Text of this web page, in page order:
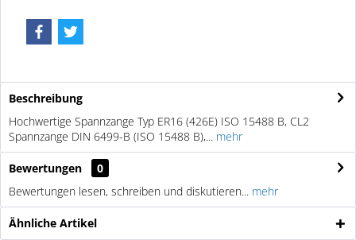
Beschreibung
Hochwertige Spannzange Typ ER16 (426E) ISO 15488 B, CL2
Spannzange DIN 6499-B (ISO 15488 B),... mehr
Bewertungen
0
Bewertungen lesen, schreiben und diskutieren... mehr
Ähnliche Artikel